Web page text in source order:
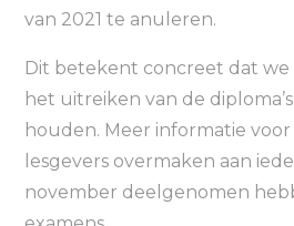
van 2021 te anuleren.
Dit betekent concreet dat we
het uitreiken van de
houden. Meer informatie
lesgevers overmaken aan
november deelgenomen